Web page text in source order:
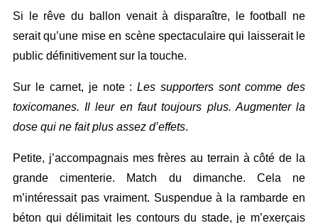
Si le rêve du ballon venait à disparaître, le football ne
serait qu’une mise en scène spectaculaire qui laisserait le
public définitivement sur la touche.
Sur le carnet, je note :Les supporters sont comme des
toxicomanes. Il leur en faut toujours plus. Augmenter la
dose qui ne fait plus assez d’effets.
Petite, j’accompagnais mes frères au terrain à côté de la
grande cimenterie. Match du dimanche. Cela ne
m’intéressait pas vraiment. Suspendue à la rambarde en
béton qui délimitait les contours du stade, je m’exerçais